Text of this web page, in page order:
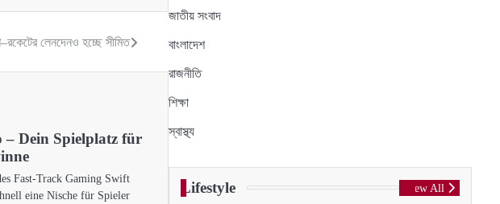
লেনদেনও হচ্ছে সীমিত
– Dein Spielplatz für
Fast‑Track Gaming Swift
eine Nische für Spieler
জাতীয় সংবাদ
বাংলাদেশ
রাজনীতি
শিক্ষা
স্বাস্থ্য
Lifestyle View All